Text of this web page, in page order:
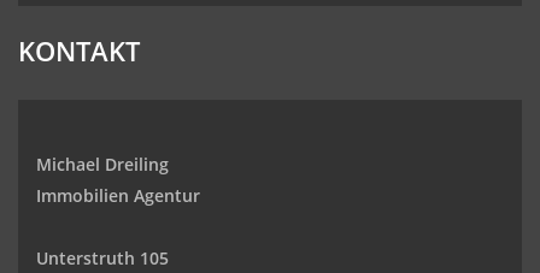
KONTAKT
Michael Dreiling
Immobilien Agentur
Unterstruth 105